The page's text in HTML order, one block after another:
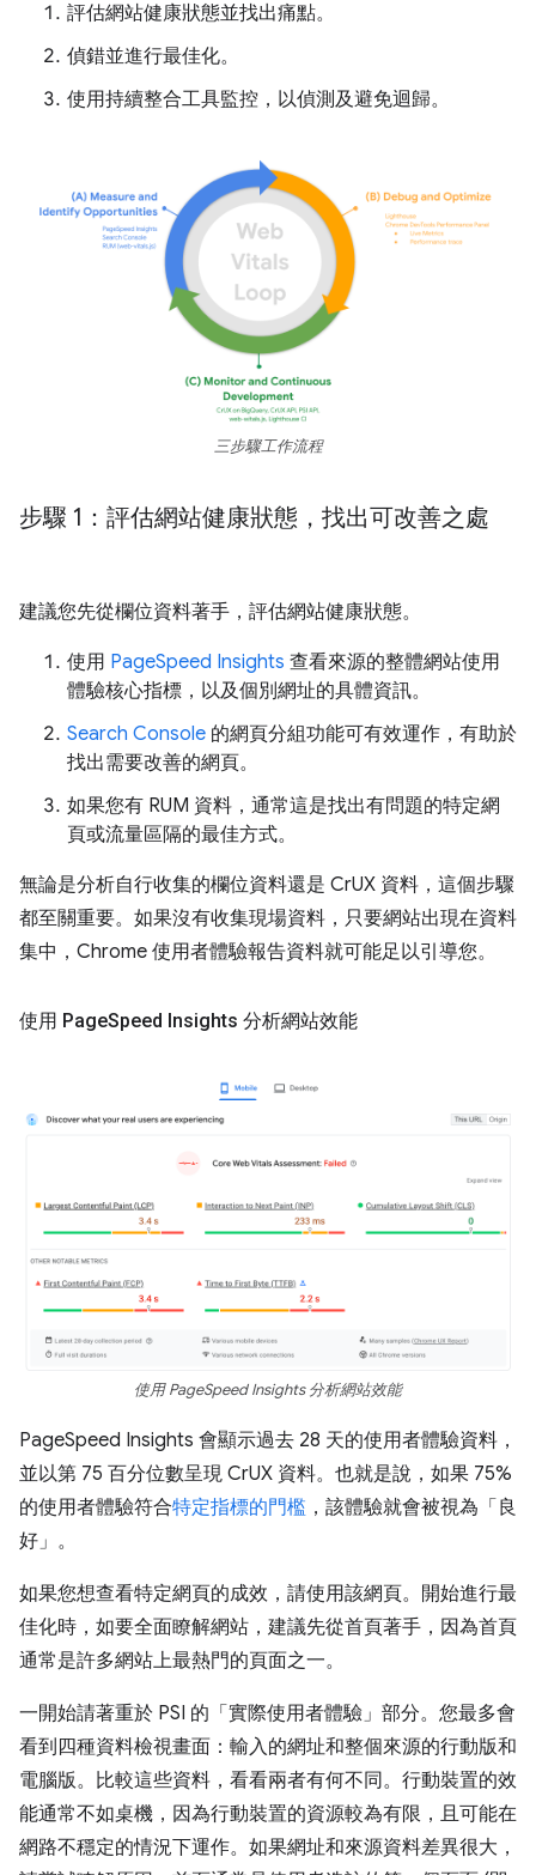
評估網站健康狀態並找出痛點。
偵錯並進行最佳化。
使用持續整合工具監控，以偵測及避免迴歸。
三步驟工作流程
步驟 1：評估網站健康狀態，找出可改善之處
建議您先從欄位資料著手，評估網站健康狀態。
使用 PageSpeed Insights 查看來源的整體網站使用
體驗核心指標，以及個別網址的具體資訊。
Search Console 的網頁分組功能可有效運作，有助於
找出需要改善的網頁。
如果您有 RUM 資料，通常這是找出有問題的特定網
頁或流量區隔的最佳方式。
無論是分析自行收集的欄位資料還是 CrUX 資料，這個步驟
都至關重要。如果沒有收集現場資料，只要網站出現在資料
集中，Chrome 使用者體驗報告資料就可能足以引導您。
使用 PageSpeed Insights 分析網站效能
使用 PageSpeed Insights 分析網站效能
PageSpeed Insights 會顯示過去 28 天的使用者體驗資料，
並以第 75 百分位數呈現 CrUX 資料。也就是說，如果 75%
的使用者體驗符合特定指標的門檻 ，該體驗就會被視為「良
好」。
如果您想查看特定網頁的成效，請使用該網頁。開始進行最
佳化時，如要全面瞭解網站，建議先從首頁著手，因為首頁
通常是許多網站上最熱門的頁面之一。
一開始請著重於 PSI 的「實際使用者體驗」 部分。您最多會
看到四種資料檢視畫面：輸入的網址和整個來源的行動版和
電腦版。比較這些資料，看看兩者有何不同。行動裝置的效
能通常不如桌機，因為行動裝置的資源較為有限，且可能在
網路不穩定的情況下運作。如果網址和來源資料差異很大，